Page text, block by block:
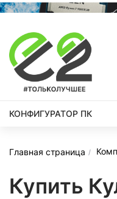
КОНФИГУРАТОР ПК
Главная страница
Купить